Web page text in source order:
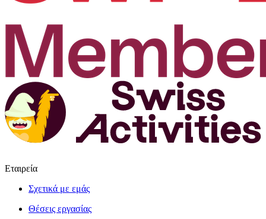
Εταιρεία
Σχετικά με εμάς
Θέσεις εργασίας